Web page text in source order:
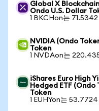
Global X
Ondo U.S. Dollar
1 BKCHon는
NVIDIA (Ondo
Token
1 NVDAon는
iShares Euro High
Hedged ETF (Ondo
Token
1 EUHYon는